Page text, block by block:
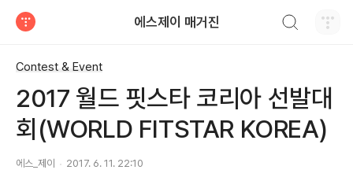
에스제이 매거진
Contest & Event
2017 월드 핏스타 코리아 선발대
회(WORLD FITSTAR KOREA)
에스_제이 2017. 6. 11. 22:10